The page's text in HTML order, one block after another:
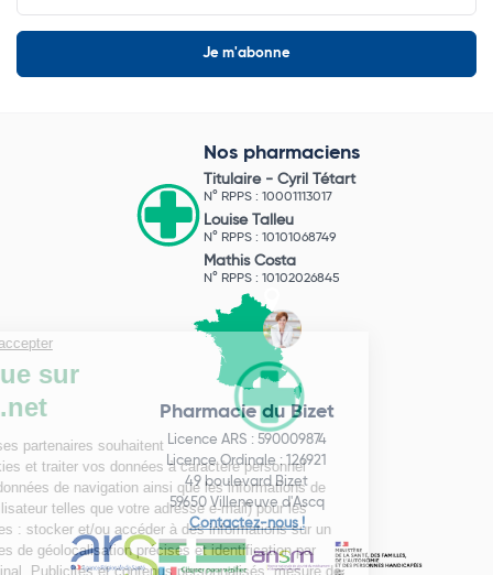
Nos pharmaciens
Titulaire - Cyril Tétart
N° RPPS : 10001113017
Louise Talleu
N° RPPS : 10101068749
Mathis Costa
N° RPPS : 10102026845
Pharmacie du Bizet
Licence ARS : 590009874
Licence Ordinale : 126921
49 boulevard Bizet
59650 Villeneuve d'Ascq
Contactez-nous !